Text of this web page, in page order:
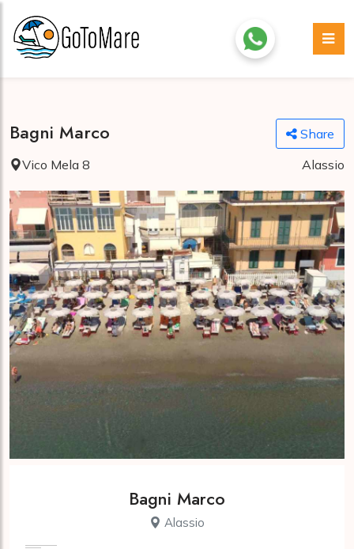
Bagni Marco
Share
Vico Mela 8
Alassio
Bagni Marco
Alassio